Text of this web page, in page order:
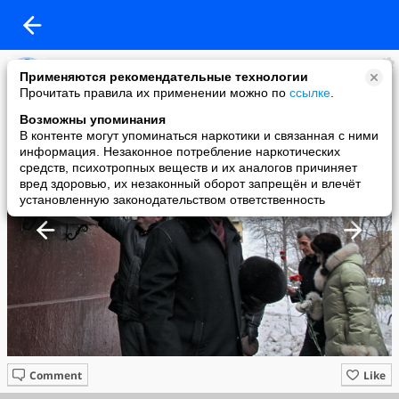
Применяются рекомендательные технологии
Прочитать правила их применении можно по ссылке
Возможны упоминания
В контенте могут упоминаться наркотики и связанная с ними
информация. Незаконное потребление наркотических
средств, психотропных веществ и их аналогов причиняет
вред здоровью, их незаконный оборот запрещён и влечёт
установленную законодательством ответственность
Комитет по культуре
added a photo
21 Mar в 17:35
Like
Comment